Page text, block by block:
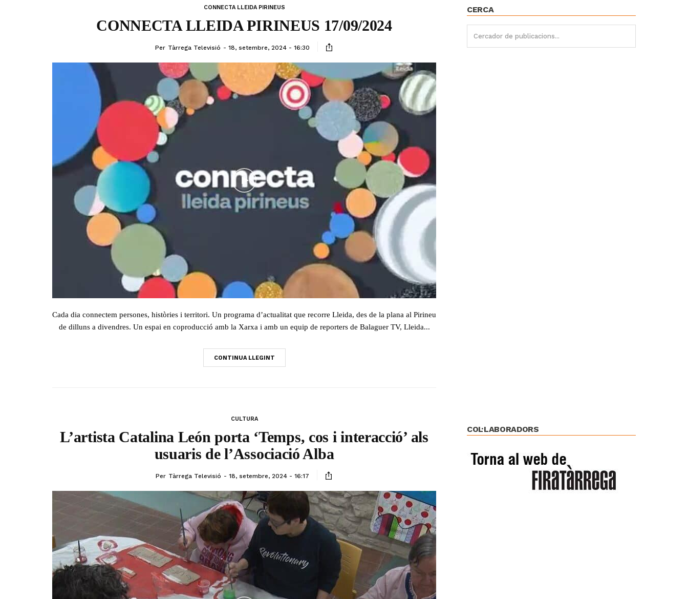
CONNECTA LLEIDA PIRINEUS
CONNECTA LLEIDA PIRINEUS 17/09/2024
Per Tàrrega Televisió 18, setembre, 2024 - 16:30
Cada dia connectem persones, històries i territori. Un programa d’actualitat que recorre Lleida, des de la plana al Pirineu
de dilluns a divendres. Un espai en coproducció amb la Xarxa i amb un equip de reporters de Balaguer TV, Lleida...
CONTINUA LLEGINT
CULTURA
L’artista Catalina León porta ‘Temps, cos i interacció’ als
usuaris de l’Associació Alba
Per Tàrrega Televisió 18, setembre, 2024 - 16:17
CERCA
COL·LABORADORS